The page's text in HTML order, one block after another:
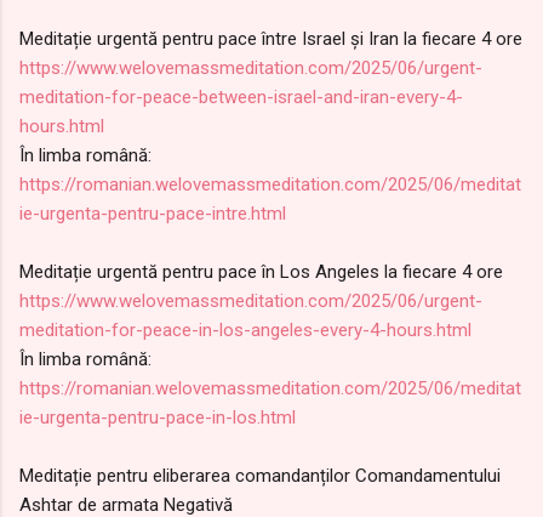
Meditație urgentă pentru pace între Israel și Iran la fiecare 4 ore
https://www.welovemassmeditation.com/2025/06/urgent-
meditation-for-peace-between-israel-and-iran-every-4-
hours.html
În limba română:
https://romanian.welovemassmeditation.com/2025/06/meditat
ie-urgenta-pentru-pace-intre.html
Meditație urgentă pentru pace în Los Angeles la fiecare 4 ore
https://www.welovemassmeditation.com/2025/06/urgent-
meditation-for-peace-in-los-angeles-every-4-hours.html
În limba română:
https://romanian.welovemassmeditation.com/2025/06/meditat
ie-urgenta-pentru-pace-in-los.html
Meditație pentru eliberarea comandanților Comandamentului
Ashtar de armata Negativă